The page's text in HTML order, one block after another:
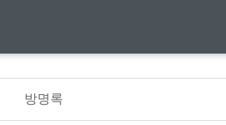
방명록